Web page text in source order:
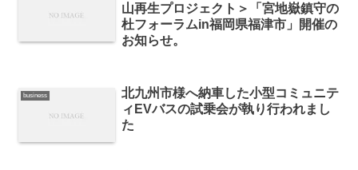
山再生プロジェクト＞「宮地嶽鎮守の
杜フォーラムin福岡県福津市」開催の
お知らせ。
business
北九州市様へ納車した小型コミュニテ
ィEVバスの試乗会が執り行われまし
た